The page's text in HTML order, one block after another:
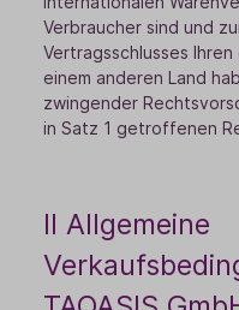
Verbraucher sind und
Vertragsschlusses
einem anderen Land
zwingender
in Satz 1 getroffenen
II Allgemeine